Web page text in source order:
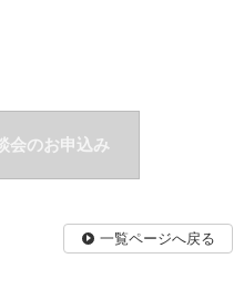
会のお申込み
一覧ページへ戻る